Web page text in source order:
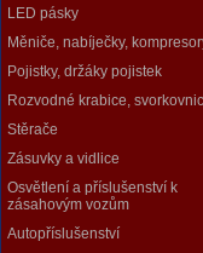
LED pásky
Měniče, nabíječky,
Pojistky, držáky pojistek
Rozvodné krabice,
Stěrače
Zásuvky a vidlice
Osvětlení a příslušenství k
zásahovým vozům
Autopříslušenství